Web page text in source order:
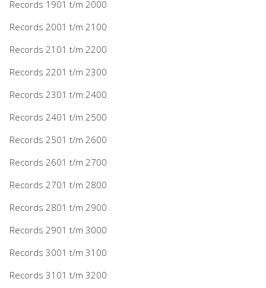
Records 1901 t/m 2000
Records 2001 t/m 2100
Records 2101 t/m 2200
Records 2201 t/m 2300
Records 2301 t/m 2400
Records 2401 t/m 2500
Records 2501 t/m 2600
Records 2601 t/m 2700
Records 2701 t/m 2800
Records 2801 t/m 2900
Records 2901 t/m 3000
Records 3001 t/m 3100
Records 3101 t/m 3200